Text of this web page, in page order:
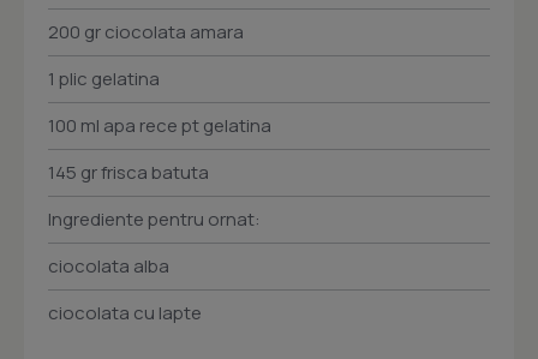
200 gr ciocolata amara
1 plic gelatina
100 ml apa rece pt gelatina
145 gr frisca batuta
Ingrediente pentru ornat:
ciocolata alba
ciocolata cu lapte